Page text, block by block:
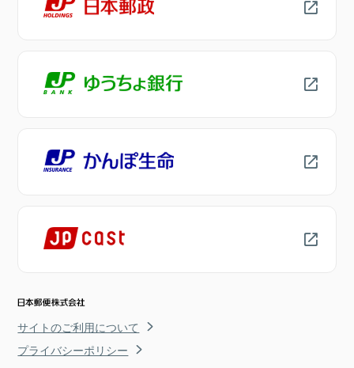
サイトのご利用について
プライバシーポリシー